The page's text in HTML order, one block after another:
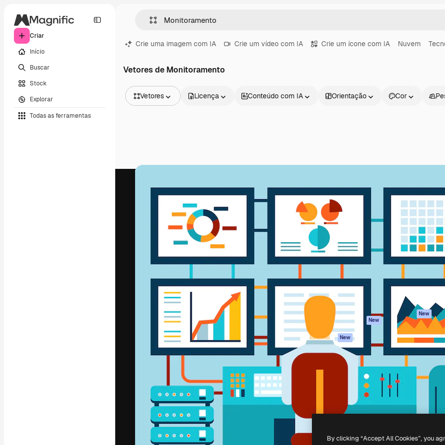
Criar
Início
Buscar
Stock
Explorar
Todas as ferramentas
Crie uma imagem com IA Crie um vídeo com IA Crie um ícone com IA Nuvem
Vetores de Monitoramento
Vetores
Vídeos
Animações
Modelos de vídeos
Licença Conteúdo com IA Orientação Cor
A plataforma criativa para você direcionar
seu melhor trabalho. Mais de 1 milhão de
assinantes entre criativos, empresas,
agências e estúdios.
Produtos
Spaces
Assistente de IA
Gerador de
imagens
Gerador de vídeos
Texto para voz
Conteúdo de stock
MCP para
Claude/ChatGPT
New
Agentes New
App móvel
Começar
Academy
Documentação
Atendimento
condições
privacidade
Originais
New
Política de
Central de
confiabilidade
Empresas
Copyright © 2010- Freepik Company S.L.U. Todos os direitos reservados.
By clicking “Accept All Cookies”, you